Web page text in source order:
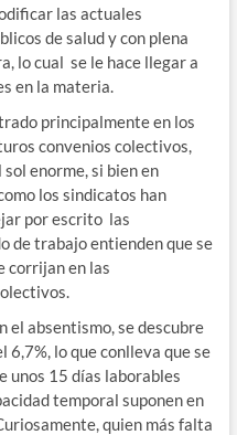
las actuales
de salud y con plena
lo cual se le hace llegar a
en la materia.
principalmente en los
convenios colectivos,
enorme, si bien en
los sindicatos han
por escrito las
de trabajo entienden que se
corrijan en las
absentismo, se descubre
6,7%, lo que conlleva que se
unos 15 días laborables
temporal suponen en
quien más falta